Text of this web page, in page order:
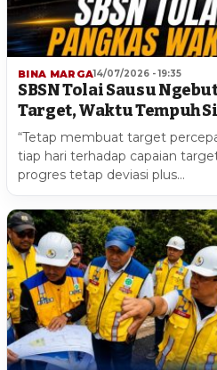
BINA MARGA14/07/2026 - 19:35
SBSN Tolai Sausu
Target, Waktu Tempuh
“Tetap membuat target
tiap hari terhadap capaian
progres tetap deviasi plus…